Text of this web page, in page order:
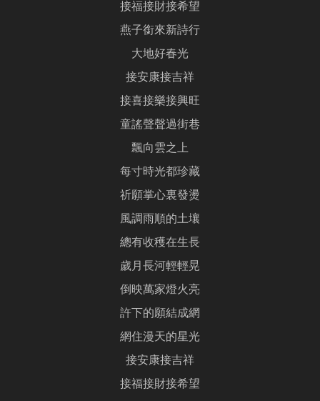
接福接財接希望
燕子銜來新詩行
大地好春光
接安康接吉祥
接喜接樂接興旺
童謠聲聲過街巷
飄向雲之上
每寸時光都珍藏
祈願掌心裏發燙
風調雨順的土壤
總有收穫在生長
歲月長河輕輕晃
倒映萬家燈火亮
許下的願結成網
網住漫天的星光
接安康接吉祥
接福接財接希望